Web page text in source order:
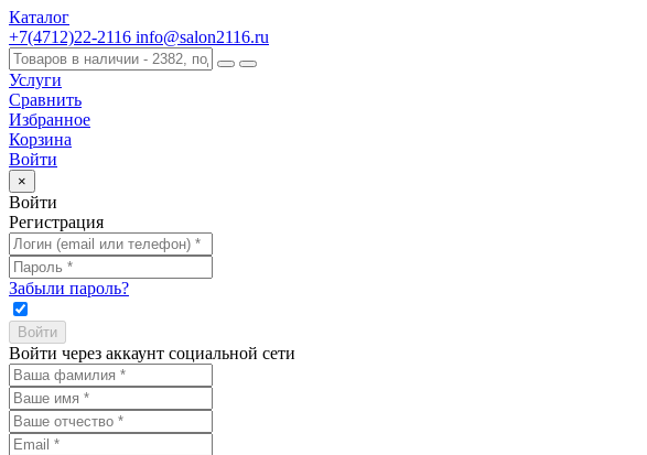
Каталог
+7(4712)22-2116 info@salon2116.ru
Услуги
Сравнить
Избранное
Корзина
Войти
×
Войти
Регистрация
Забыли пароль?
Войти через аккаунт социальной сети